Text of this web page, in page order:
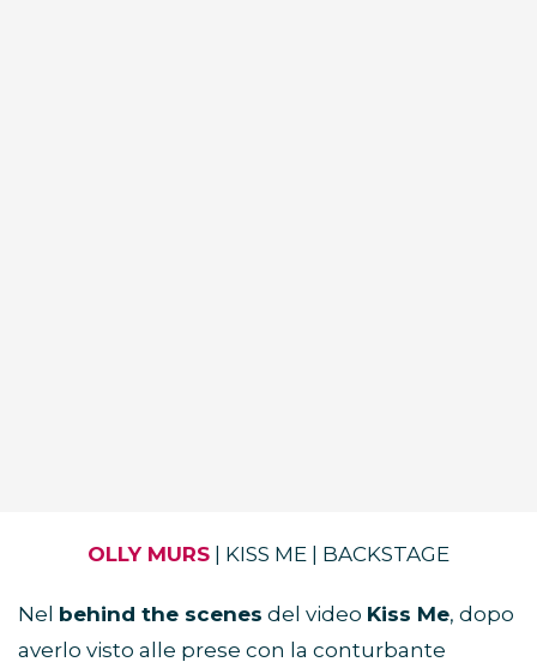
OLLY MURS | KISS ME | BACKSTAGE
Nel behind the scenes del video Kiss Me, dopo
averlo visto alle prese con la conturbante